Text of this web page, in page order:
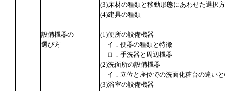
(3)床材の種類と移動形態にあわせた選択
(4)建具の種類
設備機器の
(1)便所の設備機器
選び方
イ．便器の種類と特徴
ロ．手洗器と周辺機器
(2)洗面所の設備機器
イ．立位と座位での洗面化粧台の違い
(3)浴室の設備機器